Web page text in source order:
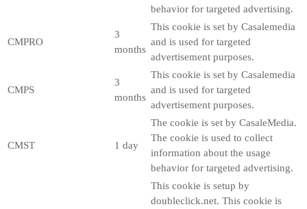
behavior for targeted advertising.
CMPRO
3
months
This cookie is set by Casalemedia
and is used for targeted
advertisement purposes.
CMPS
3
months
This cookie is set by Casalemedia
and is used for targeted
advertisement purposes.
CMST 1 day
The cookie is set by CasaleMedia.
The cookie is used to collect
information about the usage
behavior for targeted advertising.
This cookie is setup by
doubleclick.net. This cookie is